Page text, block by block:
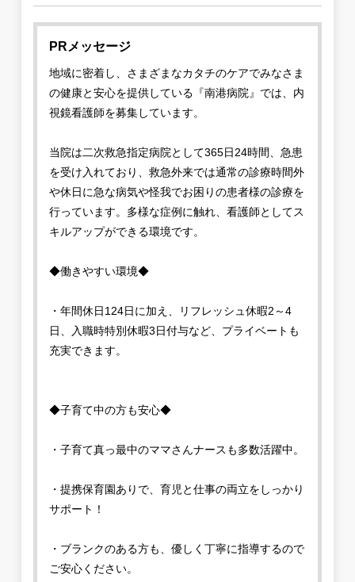
PRメッセージ
地域に密着し、さまざまなカタチのケアでみなさま
の健康と安心を提供している『南港病院』では、内
視鏡看護師を募集しています。
当院は二次救急指定病院として365日24時間、急患
を受け入れており、救急外来では通常の診療時間外
や休日に急な病気や怪我でお困りの患者様の診療を
行っています。多様な症例に触れ、看護師としてス
キルアップができる環境です。
◆働きやすい環境◆
・年間休日124日に加え、リフレッシュ休暇2～4
日、入職時特別休暇3日付与など、プライベートも
充実できます。
◆子育て中の方も安心◆
・子育て真っ最中のママさんナースも多数活躍中。
・提携保育園ありで、育児と仕事の両立をしっかり
サポート！
・ブランクのある方も、優しく丁寧に指導するので
ご安心ください。